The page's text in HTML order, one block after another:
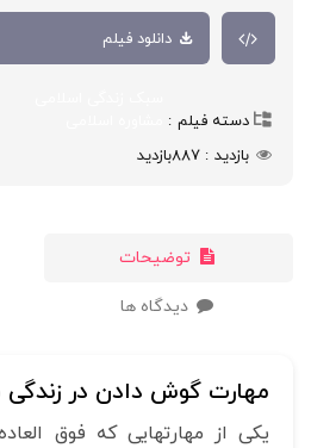
دانلود فیلم
دسته فیلم
بازدید
887بازدید
توضیحات
دیدگاه ها
مهارت گوش دادن در
یکی از مهارتهایی که فوق